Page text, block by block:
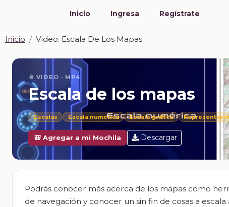
Inicio Ingresa Regístrate
Inicio Video: Escala De Los Mapas
📎 VIDEO · MP4
Escala de los mapas
Escalas Escala numérica Escala gráfica
🎒 Agregar a mi Mochila Descargar
Podrás conocer más acerca de los mapas como
de navegación y conocer un sin fin de cosas a